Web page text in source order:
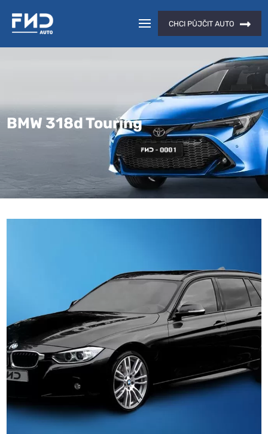
CHCI PŮJČIT AUTO
BMW 318d Touring